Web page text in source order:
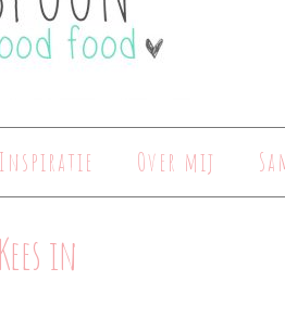
Inspiratie Over mij
in